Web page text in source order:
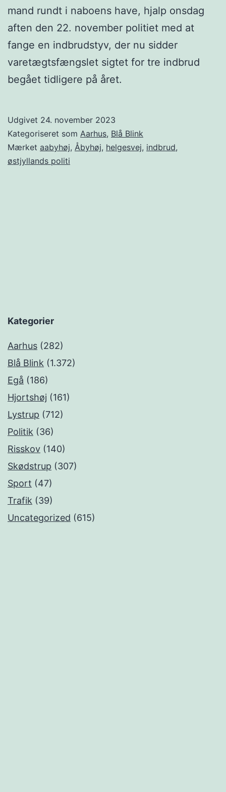
mand rundt i naboens have, hjalp onsdag
aften den 22. november politiet med at
fange en indbrudstyv, der nu sidder
varetægtsfængslet sigtet for tre indbrud
begået tidligere på året.
Udgivet 24. november 2023
Kategoriseret som Aarhus, Blå Blink
Mærket aabyhøj, Åbyhøj, helgesvej, indbrud,
østjyllands politi
Kategorier
Aarhus (282)
Blå Blink (1.372)
Egå (186)
Hjortshøj (161)
Lystrup (712)
Politik (36)
Risskov (140)
Skødstrup (307)
Sport (47)
Trafik (39)
Uncategorized (615)